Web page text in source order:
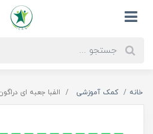
خانه کمک آموزشی الفبا جعبه ای